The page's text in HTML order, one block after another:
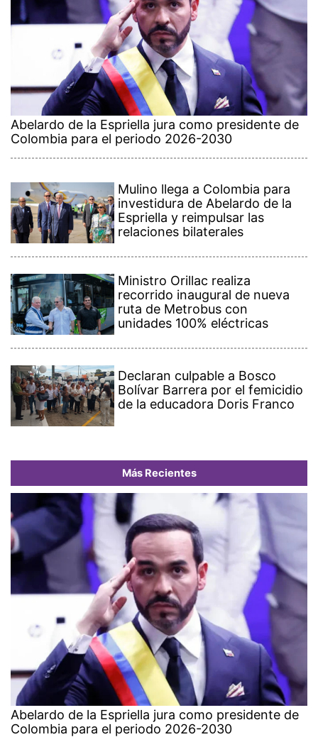
Abelardo de la Espriella jura como presidente de
Colombia para el periodo 2026-2030
Mulino llega a Colombia para
investidura de Abelardo de la
Espriella y reimpulsar las
relaciones bilaterales
Ministro Orillac realiza
recorrido inaugural de nueva
ruta de Metrobus con
unidades 100% eléctricas
Declaran culpable a Bosco
Bolívar Barrera por el femicidio
de la educadora Doris Franco
Más Recientes
Abelardo de la Espriella jura como presidente de
Colombia para el periodo 2026-2030